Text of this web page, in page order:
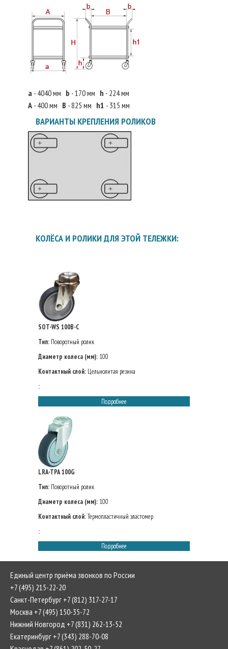
a - 4040 мм b - 170 мм h - 224 мм
А - 400 мм В - 825 мм h1 - 315 мм
ВАРИАНТЫ КРЕПЛЕНИЯ РОЛИКОВ
КОЛЁСА И РОЛИКИ ДЛЯ ЭТОЙ ТЕЛЕЖКИ:
SOT-WS 100B-C
Тип: Поворотный ролик
Диаметр колеса (мм): 100
Контактный слой: Цельнолитая резина
:
Подробнее
LRA-TPA 100G
Тип: Поворотный ролик
Диаметр колеса (мм): 100
Контактный слой:Термопластичный эластомер
:
Подробнее
Единый центр приёма звонков по России
+7 (495) 215-22-20
Санкт-Петербург +7 (812) 317-27-17
Москва +7 (495) 150-35-72
Нижний Новгород +7 (831) 262-13-52
Екатеринбург +7 (343) 288-70-08